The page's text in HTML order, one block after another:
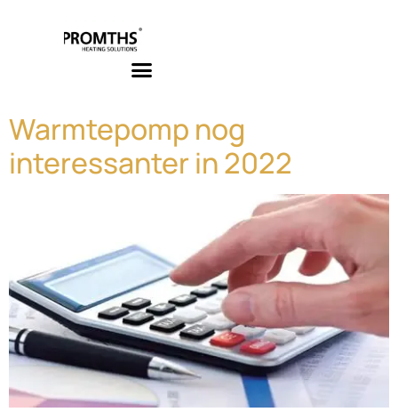
Warmtepomp nog
interessanter in 2022